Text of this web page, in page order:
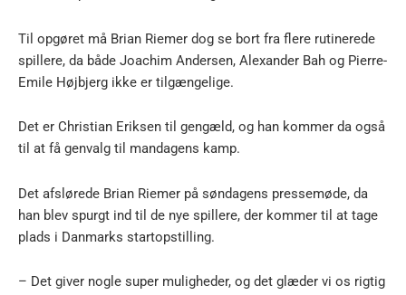
Til opgøret må Brian Riemer dog se bort fra flere rutinerede
spillere, da både Joachim Andersen, Alexander Bah og Pierre-
Emile Højbjerg ikke er tilgængelige.
Det er Christian Eriksen til gengæld, og han kommer da også
til at få genvalg til mandagens kamp.
Det afslørede Brian Riemer på søndagens pressemøde, da
han blev spurgt ind til de nye spillere, der kommer til at tage
plads i Danmarks startopstilling.
– Det giver nogle super muligheder, og det glæder vi os rigtig